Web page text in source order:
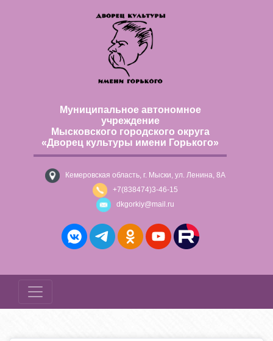
Муниципальное автономное
учреждение
Мысковского городского округа
«Дворец культуры имени Горького»
Кемеровская область, г. Мыски, ул. Ленина, 8А
+7(838474)3-46-15
dkgorkiy@mail.ru